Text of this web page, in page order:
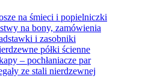
na śmieci i popielniczki
na bony, zamówienia
i zasobniki
półki ścienne
– pochłaniacze par
ze stali nierdzewnej